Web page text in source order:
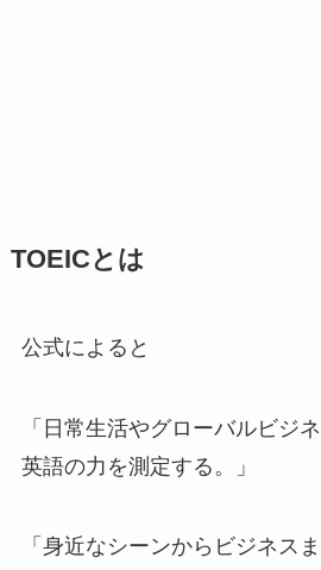
TOEICとは
公式によると
「日常生活やグローバルビジ
英語の力を測定する。」
「身近なシーンからビジネス